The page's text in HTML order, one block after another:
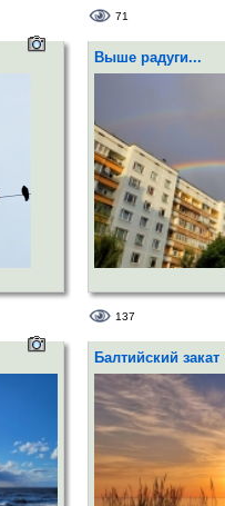
71
Выше радуги...
137
Балтийский закат